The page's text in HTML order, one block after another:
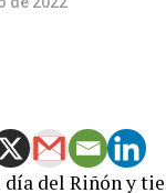
día del Riñón y